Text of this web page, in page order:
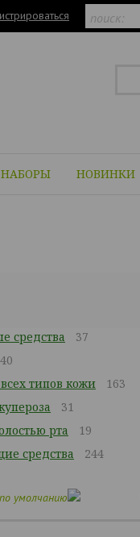
НАБОРЫ НОВИНКИ
средства
37
40
типов кожи
163
31
рта
19
средства
244
по умолчанию